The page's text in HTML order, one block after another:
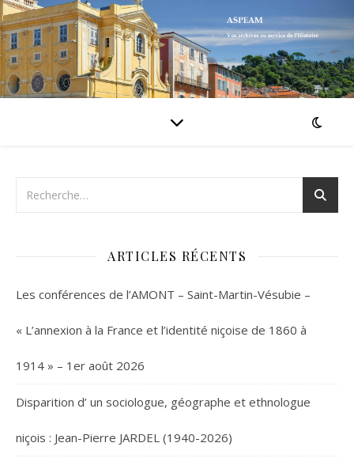
ARTICLES RÉCENTS
Les conférences de l’AMONT – Saint-Martin-Vésubie –
« L’annexion à la France et l’identité niçoise de 1860 à
1914 » – 1er août 2026
Disparition d’ un sociologue, géographe et ethnologue
niçois : Jean-Pierre JARDEL (1940-2026)